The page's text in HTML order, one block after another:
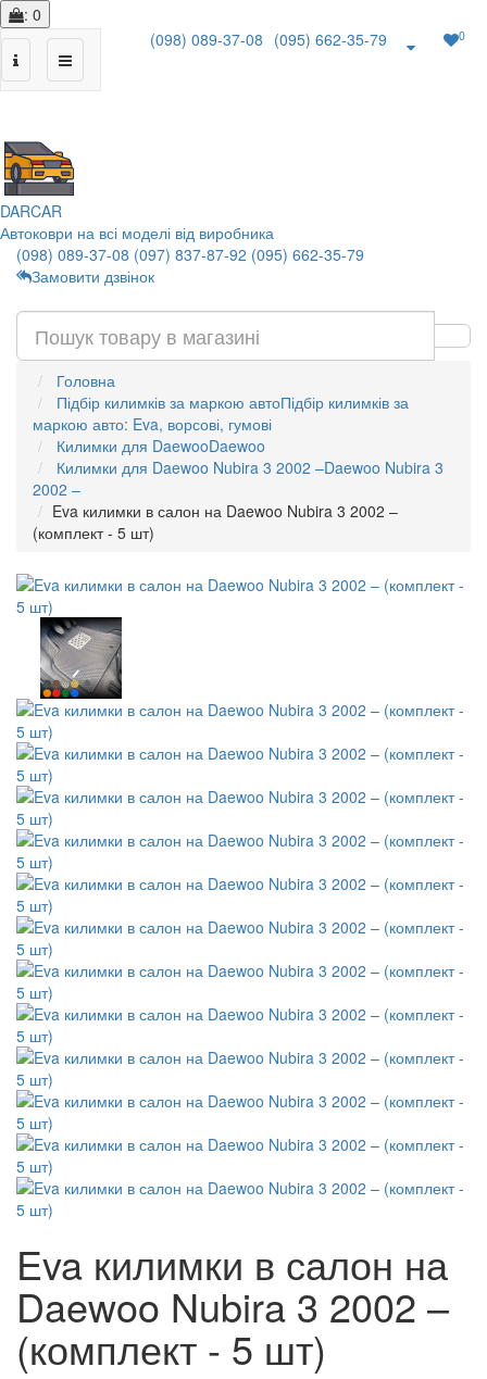
: 0
(098) 089-37-08 (095) 662-35-79 0
DARCAR
Автоковри на всі моделі від виробника
(098) 089-37-08 (097) 837-87-92 (095) 662-35-79
Замовити дзвінок
Головна
Підбір килимків за маркою автоПідбір килимків за
маркою авто: Eva, ворсові, гумові
Килимки для DaewooDaewoo
Килимки для Daewoo Nubira 3 2002 –Daewoo Nubira 3
2002 –
Eva килимки в салон на Daewoo Nubira 3 2002 –
(комплект - 5 шт)
Eva килимки в салон на
Daewoo Nubira 3 2002 –
(комплект - 5 шт)